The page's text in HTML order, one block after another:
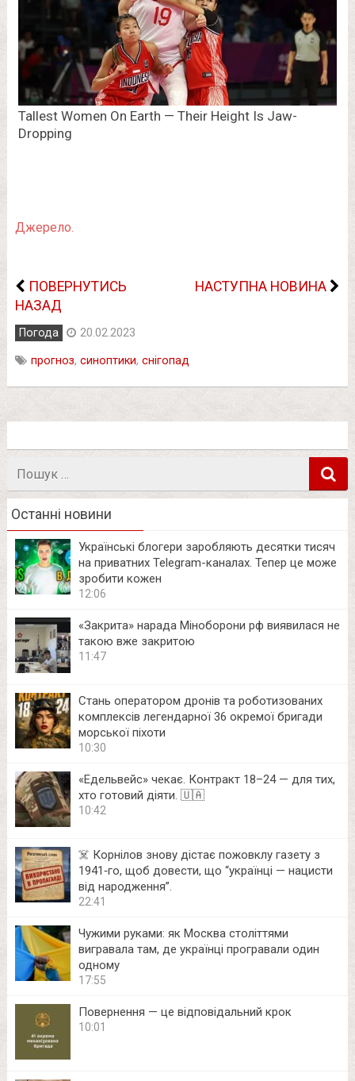
Джерело.
ПОВЕРНУТИСЬ
НАЗАД
НАСТУПНА НОВИНА
Погода 20.02.2023
прогноз, синоптики, снігопад
Останні новини
Українські блогери заробляють десятки тисяч
на приватних Telegram-каналах. Тепер це може
зробити кожен
12:06
«Закрита» нарада Міноборони рф виявилася не
такою вже закритою
11:47
Стань оператором дронів та роботизованих
комплексів легендарної 36 окремої бригади
морської піхоти
10:30
«Едельвейс» чекає. Контракт 18–24 — для тих,
хто готовий діяти. 🇺🇦
10:42
☠️ Корнілов знову дістає пожовклу газету з
1941‑го, щоб довести, що “українці — нацисти
від народження”.
22:41
Чужими руками: як Москва століттями
вигравала там, де українці програвали один
одному
17:55
Повернення — це відповідальний крок
10:01